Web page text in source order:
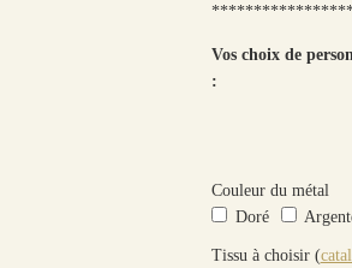
Vos choix de
:
Couleur du métal
Doré
Tissu à choisir (